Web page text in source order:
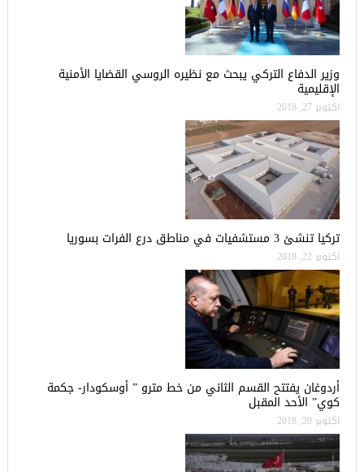
وزير الدفاع التركي يبحث مع نظيره الروسي القضايا الأمنية
الإقليمية
أكتوبر 27, 2018
تركيا تنشئ 3 مستشفيات في مناطق درع الفرات بسوريا
أكتوبر 22, 2018
أردوغان يفتتح القسم الثاني من خط مترو ” أوسكودار- جكمة
كوي” الأحد المقبل
أكتوبر 20, 2018